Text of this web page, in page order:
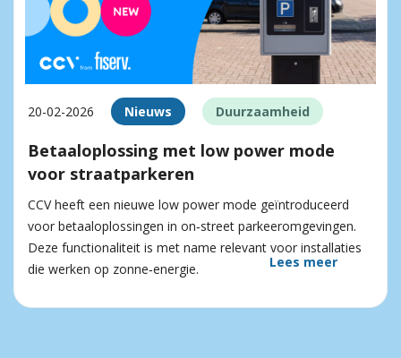
20-02-2026 Nieuws Duurzaamheid
Betaaloplossing met low power mode
voor straatparkeren
CCV heeft een nieuwe low power mode geïntroduceerd
voor betaaloplossingen in on‑street parkeeromgevingen.
Deze functionaliteit is met name relevant voor installaties
die werken op zonne‑energie.
Lees meer